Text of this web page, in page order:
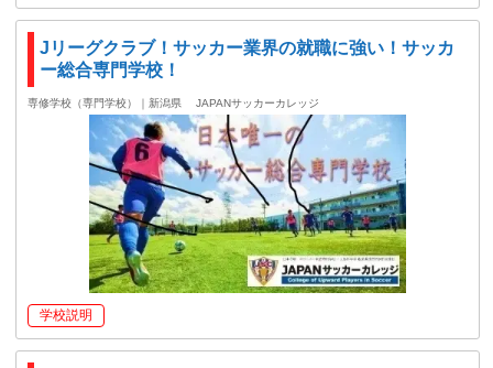
Jリーグクラブ！サッカー業界の就職に強い！サッカ
ー総合専門学校！
専修学校（専門学校）｜新潟県 JAPANサッカーカレッジ
学校説明